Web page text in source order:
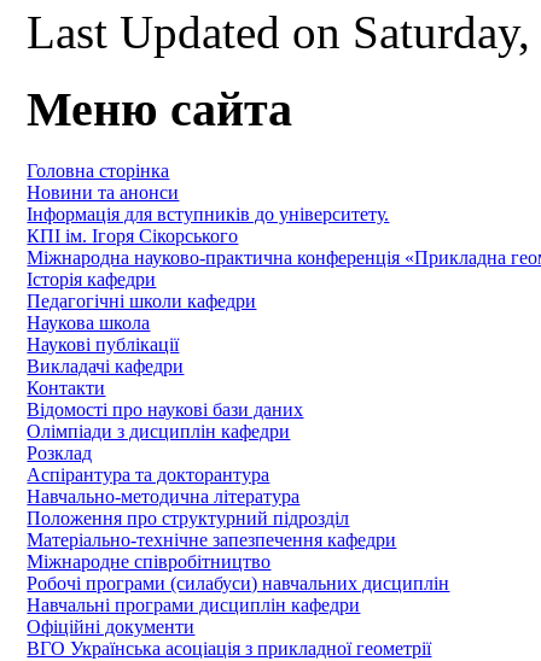
Last Updated on
Меню сайта
Головна сторінка
Новини та анонси
Інформація для вступників до університету.
КПІ ім. Ігоря Сікорського
Міжнародна науково-практична конференція «Прикладна
Історія кафедри
Педагогічні школи кафедри
Наукова школа
Наукові публікації
Викладачі кафедри
Контакти
Відомості про наукові бази даних
Олімпіади з дисциплін кафедри
Розклад
Аспірантура та докторантура
Навчально-методична література
Положення про структурний підрозділ
Матеріально-технічне запезпечення кафедри
Міжнародне співробітництво
Робочі програми (силабуси) навчальних дисциплін
Навчальні програми дисциплін кафедри
Офіційні документи
ВГО Українська асоціація з прикладної геометрії